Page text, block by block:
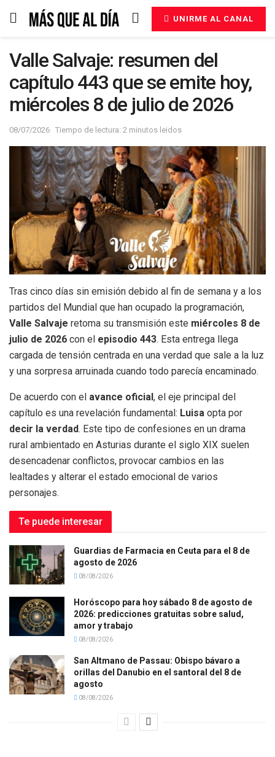
UNIRME AL CANAL
Valle Salvaje: resumen del
capítulo 443 que se emite hoy,
miércoles 8 de julio de 2026
08/07/2026 Tiempo de lectura: 2 minutos leidos
Tras cinco días sin emisión debido al fin de semana y a los
partidos del Mundial que han ocupado la programación,
Valle Salvaje retoma su transmisión este miércoles 8 de
julio de 2026 con el episodio 443. Esta entrega llega
cargada de tensión centrada en una verdad que sale a la luz
y una sorpresa arruinada cuando todo parecía encaminado.
De acuerdo con el avance oficial, el eje principal del
capítulo es una revelación fundamental: Luisa opta por
decir la verdad. Este tipo de confesiones en un drama
rural ambientado en Asturias durante el siglo XIX suelen
desencadenar conflictos, provocar cambios en las
lealtades y alterar el estado emocional de varios
personajes.
Te puede interesar
Guardias de Farmacia en Ceuta para el 8 de
agosto de 2026
08/08/2026
Horóscopo para hoy sábado 8 de agosto de
2026: predicciones gratuitas sobre salud,
amor y trabajo
08/08/2026
San Altmano de Passau: Obispo bávaro a
orillas del Danubio en el santoral del 8 de
agosto
08/08/2026